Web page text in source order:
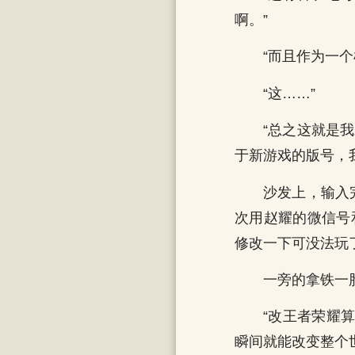
啊。”
“而且作为一
“这……”
“总之这就是
于新游戏的版号，
沙发上，输入
次用赵耀的微信
修改一下可没法玩
一旁的拿铁一
“改王者荣耀
瞬间就能改变整个